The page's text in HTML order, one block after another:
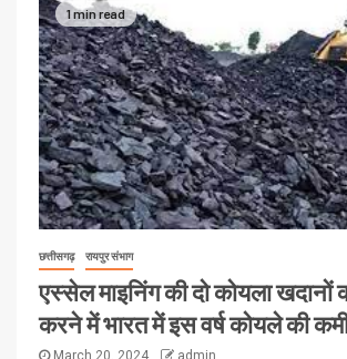
1 min read
छत्तीसगढ़ रायपुर संभाग
एस्सेल माइनिंग की दो कोयला खदानों
करने में भारत में इस वर्ष कोयले की कमी
March 20, 2024 admin